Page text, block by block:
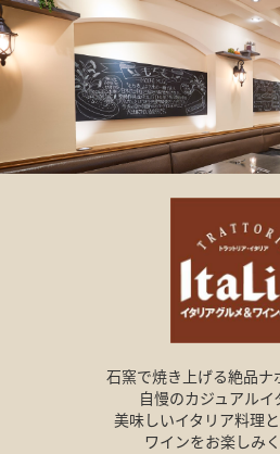
石窯で焼き上げる絶品ナ
自慢のカジュアルイ
美味しいイタリア料理
ワインをお楽しみく